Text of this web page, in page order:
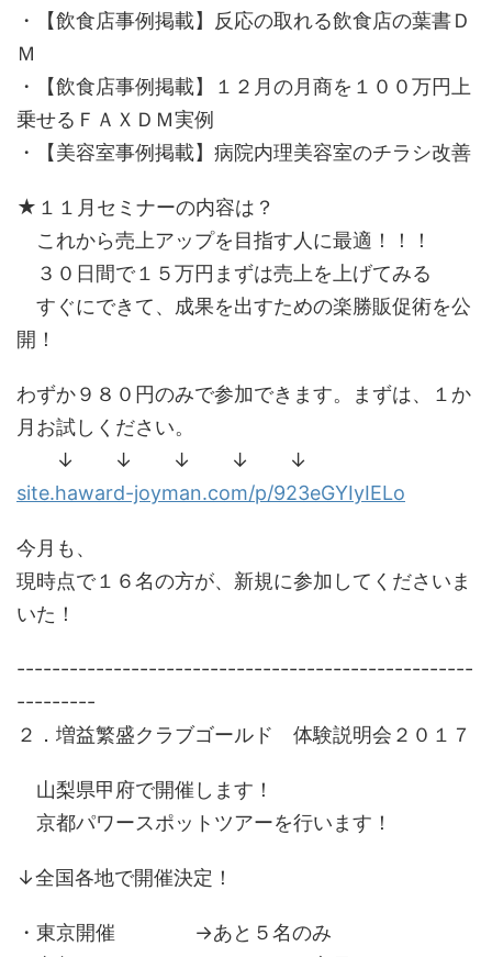
・【飲食店事例掲載】反応の取れる飲食店の葉書Ｄ
Ｍ
・【飲食店事例掲載】１２月の月商を１００万円上
乗せるＦＡＸＤＭ実例
・【美容室事例掲載】病院内理美容室のチラシ改善
★１１月セミナーの内容は？
これから売上アップを目指す人に最適！！！
３０日間で１５万円まずは売上を上げてみる
すぐにできて、成果を出すための楽勝販促術を公
開！
わずか９８０円のみで参加できます。まずは、１か
月お試しください。
↓ ↓ ↓ ↓ ↓
site.haward-joyman.com/p/923eGYIyIELo
今月も、
現時点で１６名の方が、新規に参加してくださいま
いた！
----------------------------------------------------
---------
２．増益繁盛クラブゴールド 体験説明会２０１７
山梨県甲府で開催します！
京都パワースポットツアーを行います！
↓全国各地で開催決定！
・東京開催 →あと５名のみ